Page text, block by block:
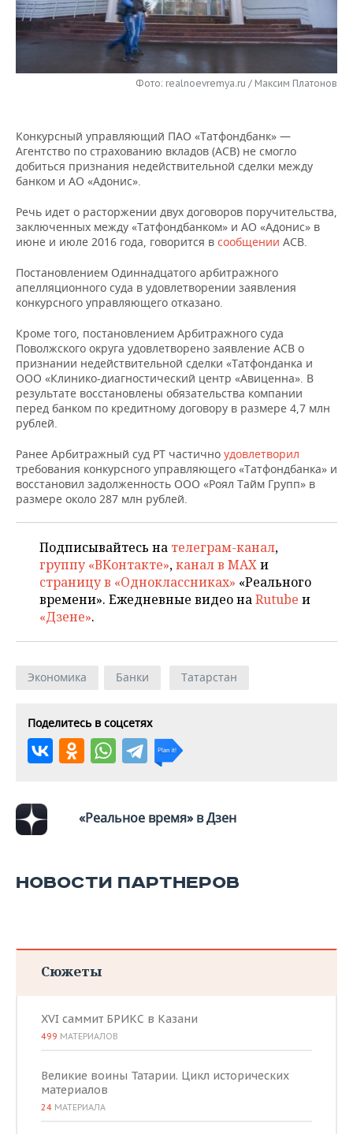
НЕФТЕХИМИЯ
НЕФТЬ
ОПК
РОЗНИЧНАЯ ТОРГОВЛЯ
НОВОСТИ ТЕХНОЛОГИЙ
ТЕЛЕКОММУНИКАЦИИ
МЕРОПРИЯТИЯ
НОВОСТИ МЕРОПРИЯТИЙ
БИЗНЕС-БРАНЧИ
ONLINE-КОНФЕРЕНЦИИ
ОТКРЫТАЯ ЛЕКЦИЯ
ФУТБОЛ
ХОККЕЙ
БАСКЕТБОЛ
ВОЛЕЙБОЛ
КИБЕРСПОРТ
ВОДНЫЕ ВИДЫ СПОРТА
ХОККЕЙ С МЯЧОМ
НОВОСТИ ОБЩЕСТВА
ВЛАСТЬ
ИНФРАСТРУКТУРА
ИСТОРИЯ
КУЛЬТУРА
ОБРАЗОВАНИЕ
ПРОИСШЕСТВИЯ
ФОТОГАЛЕРЕЯ
СЮЖЕТЫ
СПРАВОЧНИК
СПИСОК ПЕРСОН
СПИСОК КОМПАНИЙ
ПОЛНАЯ ВЕРСИЯ
Фото: realnoevremya.ru / Максим Платонов
Конкурсный управляющий ПАО «Татфондбанк» —
Агентство по страхованию вкладов (АСВ) не смогло
добиться признания недействительной сделки между
банком и АО «Адонис».
Речь идет о расторжении двух договоров поручительства,
заключенных между «Татфондбанком» и АО «Адонис» в
июне и июле 2016 года, говорится в сообщении АСВ.
Постановлением Одиннадцатого арбитражного
апелляционного суда в удовлетворении заявления
конкурсного управляющего отказано.
Кроме того, постановлением Арбитражного суда
Поволжского округа удовлетворено заявление АСВ о
признании недействительной сделки «Татфонданка и
ООО «Клинико-диагностический центр «Авиценна». В
результате восстановлены обязательства компании
перед банком по кредитному договору в размере 4,7 млн
рублей.
Ранее Арбитражный суд РТ частично удовлетворил
требования конкурсного управляющего «Татфондбанка» и
восстановил задолженность ООО «Роял Тайм Групп» в
размере около 287 млн рублей.
Подписывайтесь на телеграм-канал,
группу «ВКонтакте»,канал в MAXи
страницу в «Одноклассниках» «Реального
времени». Ежедневные видео наRutube и
«Дзене».
Экономика Банки Татарстан
Поделитесь в соцсетях
«Реальное время» в Дзен
НОВОСТИ ПАРТНЕРОВ
Сюжеты
XVI саммит БРИКС в Казани
499 МАТЕРИАЛОВ
Великие воины Татарии. Цикл исторических
материалов
24 МАТЕРИАЛА